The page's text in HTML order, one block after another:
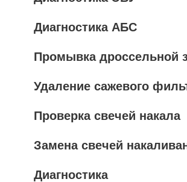
Диагностика АБС
Промывка дроссельной
Удаление сажевого
Проверка свечей накала
Замена свечей
Диагностика